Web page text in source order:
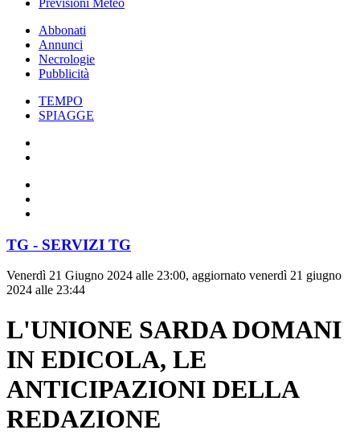
Previsioni Meteo
Abbonati
Annunci
Necrologie
Pubblicità
TEMPO
SPIAGGE
TG - SERVIZI TG
Venerdì 21 Giugno 2024 alle 23:00, aggiornato venerdì 21 giugno
2024 alle 23:44
L'UNIONE SARDA DOMANI
IN EDICOLA, LE
ANTICIPAZIONI DELLA
REDAZIONE